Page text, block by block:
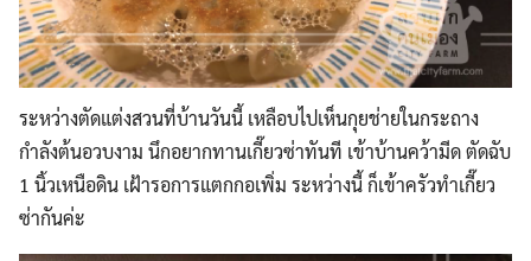
ระหว่างตัดแต่งสวนที่บ้านวันนี้ เหลือบไปเห็นกุยช่ายในกระถาง
กำลังต้นอวบงาม นึกอยากทานเกี๊ยวซ่าทันที เข้าบ้านคว้ามีด ตัดฉับ
1 นิ้วเหนือดิน เฝ้ารอการแตกกอเพิ่ม ระหว่างนี้ ก็เข้าครัวทำเกี๊ยว
ซ่ากันค่ะ